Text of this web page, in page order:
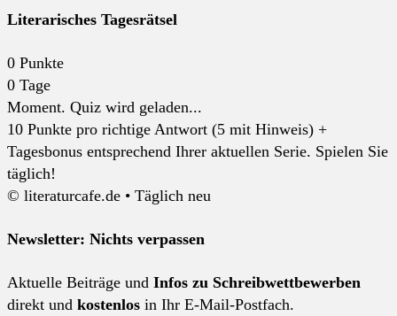
Literarisches Tagesrätsel
0 Punkte
0 Tage
Moment. Quiz wird geladen...
10 Punkte pro richtige Antwort (5 mit Hinweis) +
Tagesbonus entsprechend Ihrer aktuellen Serie. Spielen Sie
täglich!
© literaturcafe.de • Täglich neu
Newsletter: Nichts verpassen
Aktuelle Beiträge und Infos zu Schreibwettbewerben
direkt und kostenlos in Ihr E-Mail-Postfach.